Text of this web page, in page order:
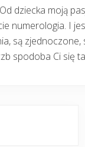
dziecka moją
numerologia. I
są zjednoczone,
spodoba Ci się